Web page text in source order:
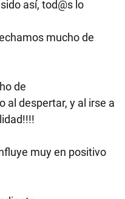
así, tod@s lo
mucho de
de
al despertar, y al irse a
muy en positivo